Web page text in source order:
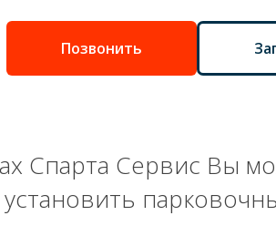
Позвонить
Спарта Сервис Вы
установить